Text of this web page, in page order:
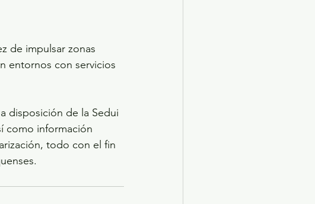
de impulsar zonas
entornos con servicios
disposición de la Sedui
como información
todo con el fin